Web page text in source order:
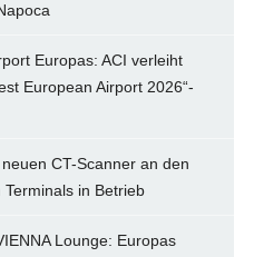
Europas: ACI verleiht
European Airport 2026“-
CT-Scanner an den
in Betrieb
Lounge: Europas